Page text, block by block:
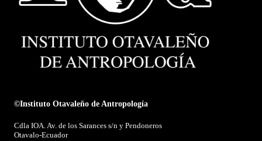
©Instituto Otavaleño de Antropología
Cdla IOA. Av. de los Sarances s/n y Pendoneros
Otavalo-Ecuador